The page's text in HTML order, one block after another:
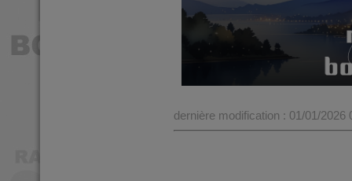
dernière modification : 01/01/2026